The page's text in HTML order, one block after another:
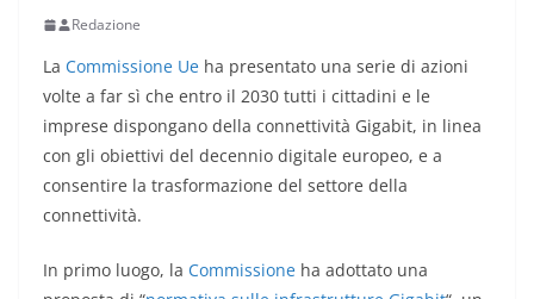
Redazione
La Commissione Ue ha presentato una serie di azioni
volte a far sì che entro il 2030 tutti i cittadini e le
imprese dispongano della connettività Gigabit, in linea
con gli obiettivi del decennio digitale europeo, e a
consentire la trasformazione del settore della
connettività.
In primo luogo, la Commissione ha adottato una